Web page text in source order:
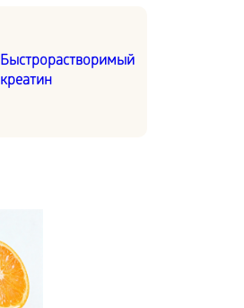
Быстрорастворимый
креатин